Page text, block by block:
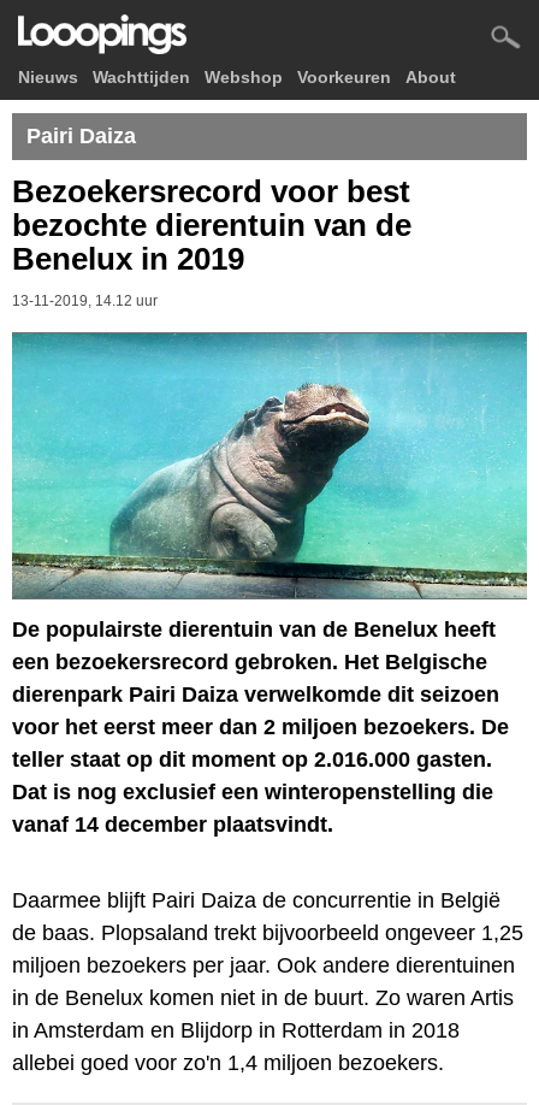
Nieuws Wachttijden Webshop Voorkeuren About
Pairi Daiza
Bezoekersrecord voor best
bezochte dierentuin van de
Benelux in 2019
13-11-2019, 14.12 uur
De populairste dierentuin van de Benelux heeft
een bezoekersrecord gebroken. Het Belgische
dierenpark Pairi Daiza verwelkomde dit seizoen
voor het eerst meer dan 2 miljoen bezoekers. De
teller staat op dit moment op 2.016.000 gasten.
Dat is nog exclusief een winteropenstelling die
vanaf 14 december plaatsvindt.
Daarmee blijft Pairi Daiza de concurrentie in België
de baas. Plopsaland trekt bijvoorbeeld ongeveer 1,25
miljoen bezoekers per jaar. Ook andere dierentuinen
in de Benelux komen niet in de buurt. Zo waren Artis
in Amsterdam en Blijdorp in Rotterdam in 2018
allebei goed voor zo'n 1,4 miljoen bezoekers.